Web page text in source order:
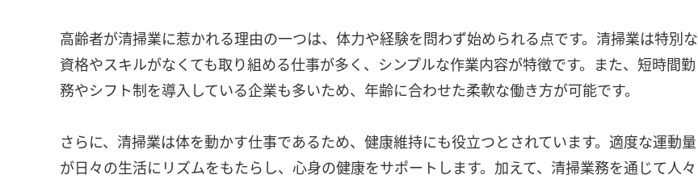
高齢者が清掃業に惹かれる理由の一つは、体力や経験を問わず始められる点です。清掃業は特別な
資格やスキルがなくても取り組める仕事が多く、シンプルな作業内容が特徴です。また、短時間勤
務やシフト制を導入している企業も多いため、年齢に合わせた柔軟な働き方が可能です。
さらに、清掃業は体を動かす仕事であるため、健康維持にも役立つとされています。適度な運動量
が日々の生活にリズムをもたらし、心身の健康をサポートします。加えて、清掃業務を通じて人々